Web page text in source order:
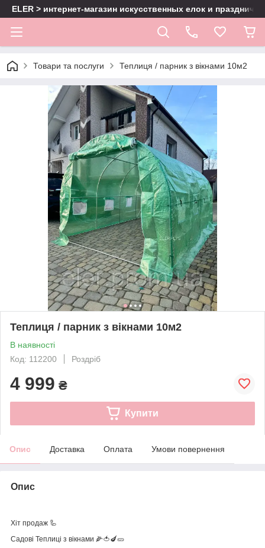
ELER > интернет-магазин искусственных елок и
Товари та послуги Теплиця / парник з вікнами 10м2
Теплиця / парник з вікнами 10м2
В наявності
Код: 112200
Роздріб
4 999 ₴
Купити
Опис Доставка Оплата Умови повернення
Опис
Хіт продаж 🦾
Садові Теплиці з вікнами 🌽🍅🍆🥒